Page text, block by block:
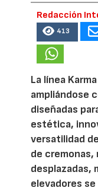
Redacción
413
La línea
ampliándose
diseñadas
estética,
versatilidad
de cremonas,
desplazadas,
elevadores